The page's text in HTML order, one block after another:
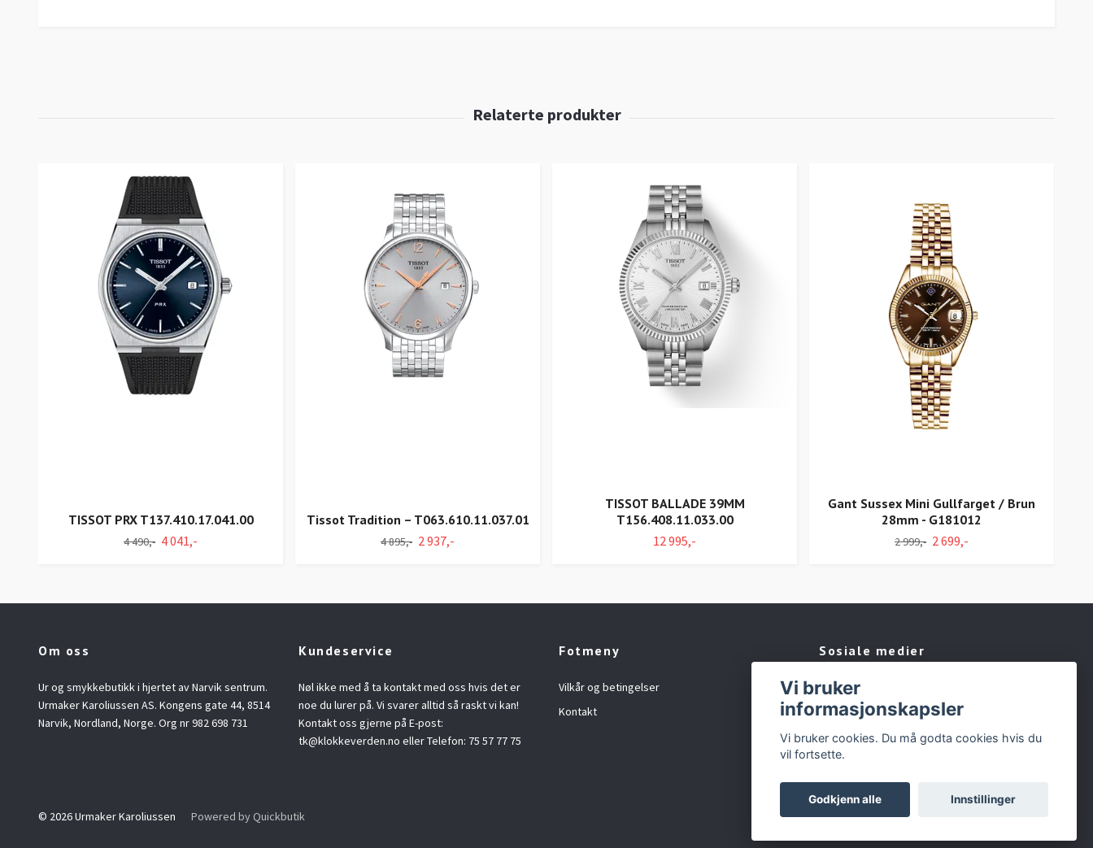
TISSOT PRX T137.410.17.041.00
4 490,- 4 041,-
Tissot Tradition – T063.610.11.037.01
4 895,- 2 937,-
TISSOT BALLADE 39MM
T156.408.11.033.00
12 995,-
Gant Sussex Mini Gullfarget / Brun
28mm - G181012
2 999,- 2 699,-
Om oss
Ur og smykkebutikk i hjertet av Narvik sentrum.
Urmaker Karoliussen AS. Kongens gate 44, 8514
Narvik, Nordland, Norge. Org nr 982 698 731
Kundeservice
Nøl ikke med å ta kontakt med oss hvis det er
noe du lurer på. Vi svarer alltid så raskt vi kan!
Kontakt oss gjerne på E-post:
tk@klokkeverden.no eller Telefon: 75 57 77 75
Fotmeny
Vilkår og betingelser
Kontakt
Sosiale medier
Facebook
Instagram
© 2026 Urmaker Karoliussen Powered by Quickbutik
Vi bruker
informasjonskapsler
Vi bruker cookies. Du må godta cookies hvis du
vil fortsette.
Godkjenn alle Innstillinger